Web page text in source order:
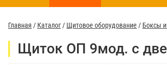
Главная / Каталог/ Щитовое оборудование / Боксы
Щиток ОП 9мод. с